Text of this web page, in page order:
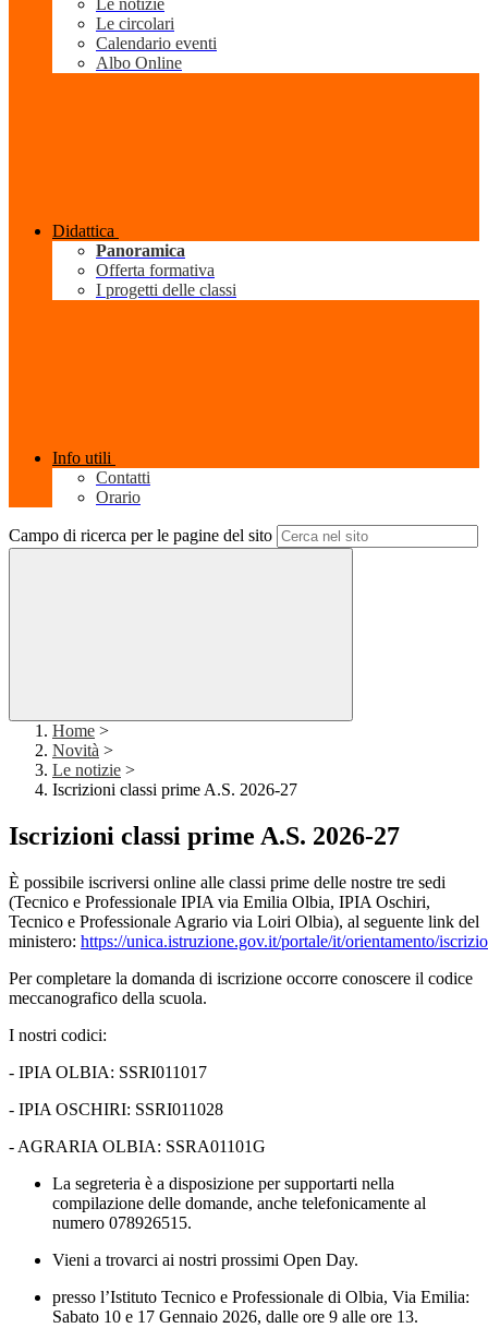
Le notizie
Le circolari
Calendario eventi
Albo Online
Didattica
Panoramica
Offerta formativa
I progetti delle classi
Info utili
Contatti
Orario
Campo di ricerca per le pagine del sito
Home >
Novità >
Le notizie >
Iscrizioni classi prime A.S. 2026-27
Iscrizioni classi prime A.S. 2026-27
È possibile iscriversi online alle classi prime delle nostre tre sedi
(Tecnico e Professionale IPIA via Emilia Olbia, IPIA Oschiri,
Tecnico e Professionale Agrario via Loiri Olbia), al seguente link del
ministero: https://unica.istruzione.gov.it/portale/it/orientamento/
Per completare la domanda di iscrizione occorre conoscere il codice
meccanografico della scuola.
I nostri codici:
- IPIA OLBIA: SSRI011017
- IPIA OSCHIRI: SSRI011028
- AGRARIA OLBIA: SSRA01101G
La segreteria è a disposizione per supportarti nella
compilazione delle domande, anche telefonicamente al
numero 078926515.
Vieni a trovarci ai nostri prossimi Open Day.
presso l’Istituto Tecnico e Professionale di Olbia, Via Emilia:
Sabato 10 e 17 Gennaio 2026, dalle ore 9 alle ore 13.